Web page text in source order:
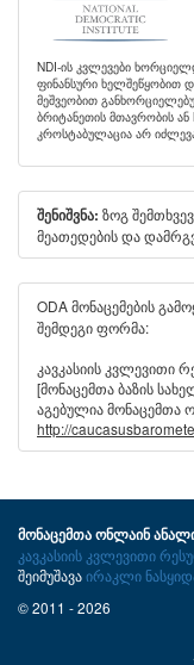
NDI-ის კვლევები
ფინანსური ხელშეწყობით
მეშვეობით
ბრიტანეთის მთავრობის
კროსტაბულაცია არ
შენიშვნა: ზოგ
მეათედების და
ODA მონაცემების
შემდეგი ფორმა:
კავკასიის კვლევითი
[მონაცემთა ბაზის
აგებულია მონაცემთა
http://
მონაცემთა ონლაინ
კავკასიის კვლევითი
შეიმუშავაირაკლი
© 2011 - 2026